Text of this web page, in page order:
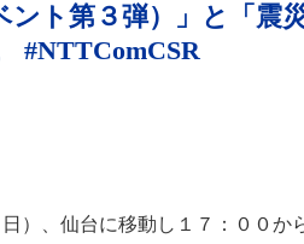
ト第３弾）」と「震
#NTTComCSR
）、仙台に移動し１７：００か